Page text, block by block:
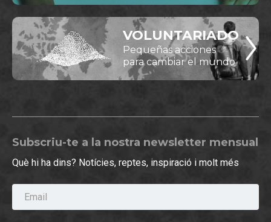
VOLUNTARIADO
Pequeñas acciones
para cambiar el mundo
Subscriu-te a la nostra newsletter mensual
Què hi ha dins? Notícies, reptes, inspiració i molt més
Email